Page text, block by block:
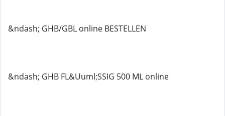
&ndash; GHB/GBL online BESTELLEN
&ndash; GHB FL&Uuml;SSIG 500 ML online